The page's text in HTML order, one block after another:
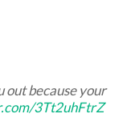
out because your
3Tt2uhFtrZ